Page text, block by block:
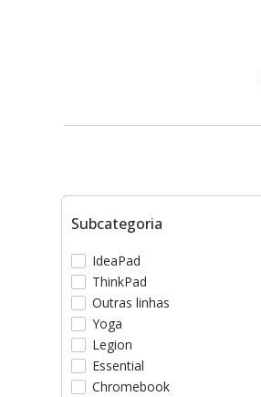
Subcategoria
IdeaPad
ThinkPad
Outras linhas
Yoga
Legion
Essential
Chromebook